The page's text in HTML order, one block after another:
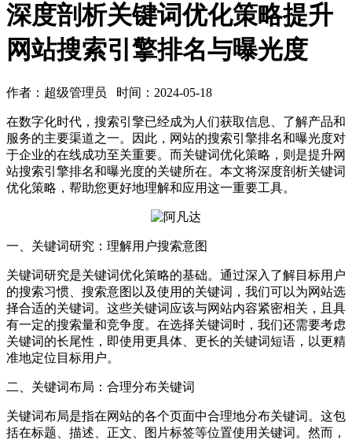
深度剖析关键词优化策略提升
网站搜索引擎排名与曝光度
作者：超级管理员 时间：2024-05-18
在数字化时代，搜索引擎已经成为人们获取信息、了解产品和
服务的主要渠道之一。因此，网站的搜索引擎排名和曝光度对
于企业的在线成功至关重要。而关键词优化策略，则是提升网
站搜索引擎排名和曝光度的关键所在。本文将深度剖析关键词
优化策略，帮助您更好地理解和应用这一重要工具。
一、关键词研究：理解用户搜索意图
关键词研究是关键词优化策略的基础。通过深入了解目标用户
的搜索习惯、搜索意图以及使用的关键词，我们可以为网站选
择合适的关键词。这些关键词应该与网站内容紧密相关，且具
有一定的搜索量和竞争度。在选择关键词时，我们还需要考虑
关键词的长尾性，即使用更具体、更长的关键词短语，以更精
准地定位目标用户。
二、关键词布局：合理分布关键词
关键词布局是指在网站的各个页面中合理地分布关键词。这包
括在标题、描述、正文、图片标签等位置使用关键词。然而，